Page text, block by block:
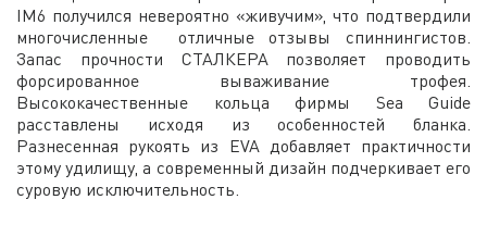
IM6 получился невероятно «живучим», что подтвердили
многочисленные отличные отзывы спиннингистов.
Запас прочности СТАЛКЕРА позволяет проводить
форсированное вываживание трофея.
Высококачественные кольца фирмы Sea Guide
расставлены исходя из особенностей бланка.
Разнесенная рукоять из EVA добавляет практичности
этому удилищу, а современный дизайн подчеркивает его
суровую исключительность.